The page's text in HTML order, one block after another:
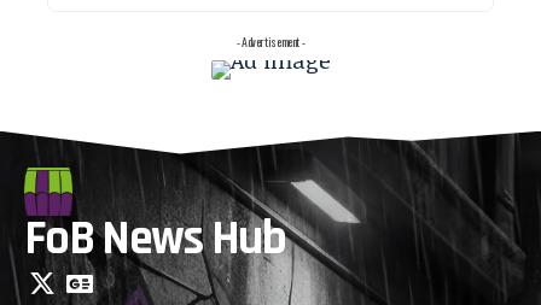
- Advertisement -
FoB News Hub